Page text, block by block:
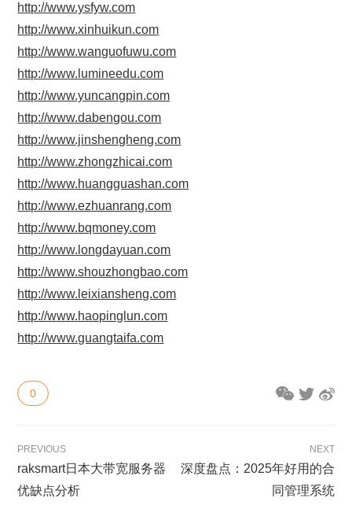
http://www.ysfyw.com
http://www.xinhuikun.com
http://www.wanguofuwu.com
http://www.lumineedu.com
http://www.yuncangpin.com
http://www.dabengou.com
http://www.jinshengheng.com
http://www.zhongzhicai.com
http://www.huangguashan.com
http://www.ezhuanrang.com
http://www.bqmoney.com
http://www.longdayuan.com
http://www.shouzhongbao.com
http://www.leixiansheng.com
http://www.haopinglun.com
http://www.guangtaifa.com
0
PREVIOUS
raksmart日本大带宽服务器
优缺点分析
NEXT
深度盘点：2025年好用的合
同管理系统